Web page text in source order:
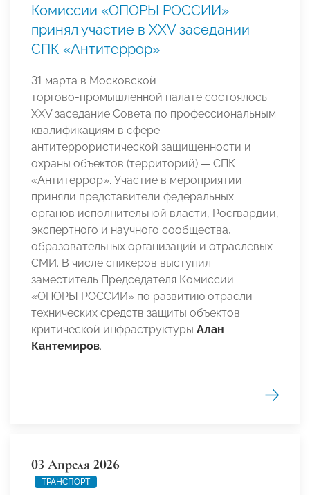
Комиссии «ОПОРЫ РОССИИ»
принял участие в XXV заседании
СПК «Антитеррор»
31 марта в Московской
торгово‑промышленной палате состоялось
XXV заседание Совета по профессиональным
квалификациям в сфере
антитеррористической защищенности и
охраны объектов (территорий) — СПК
«Антитеррор». Участие в мероприятии
приняли представители федеральных
органов исполнительной власти, Росгвардии,
экспертного и научного сообщества,
образовательных организаций и отраслевых
СМИ. В числе спикеров выступил
заместитель Председателя Комиссии
«ОПОРЫ РОССИИ» по развитию отрасли
технических средств защиты объектов
критической инфраструктуры Алан
Кантемиров.
03 Апреля 2026
ТРАНСПОРТ